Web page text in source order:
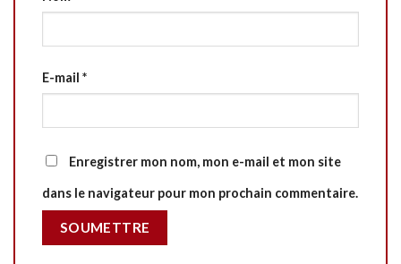
E-mail *
Enregistrer mon nom, mon e-mail et mon site
dans le navigateur pour mon prochain commentaire.